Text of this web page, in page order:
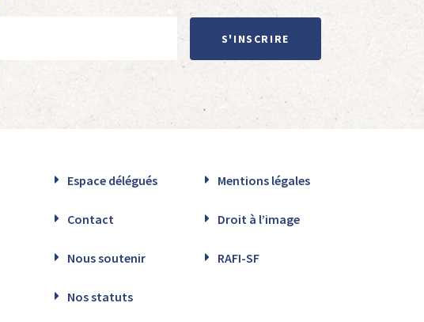
S'INSCRIRE
Espace délégués Mentions légales
Contact Droit à l’image
Nous soutenir RAFI-SF
Nos statuts